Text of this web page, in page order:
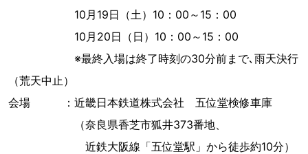
10月19日（土）10：00～15：00
10月20日（日）10：00～15：00
※最終入場は終了時刻の30分前まで､雨天決行
（荒天中止）
会場 ：近畿日本鉄道株式会社 五位堂検修車庫
（奈良県香芝市狐井373番地、
近鉄大阪線「五位堂駅」から徒歩約10分）